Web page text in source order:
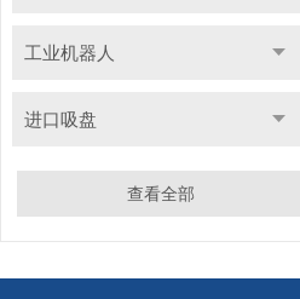
工业机器人
进口吸盘
查看全部